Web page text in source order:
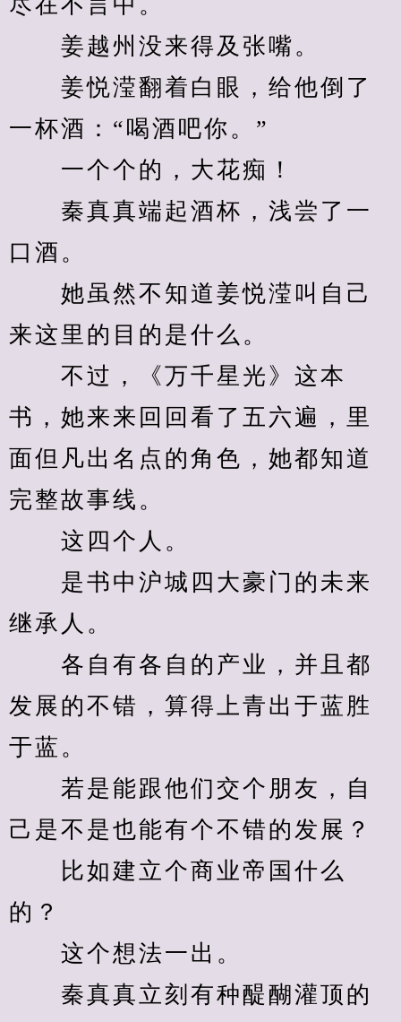
姜越州没来得及张嘴。
姜悦滢翻着白眼，给他倒了
一杯酒：“喝酒吧你。”
一个个的，大花痴！
秦真真端起酒杯，浅尝了一
口酒。
她虽然不知道姜悦滢叫自己
来这里的目的是什么。
不过，《万千星光》这本
书，她来来回回看了五六遍，里
面但凡出名点的角色，她都知道
完整故事线。
这四个人。
是书中沪城四大豪门的未来
继承人。
各自有各自的产业，并且都
发展的不错，算得上青出于蓝胜
于蓝。
若是能跟他们交个朋友，自
己是不是也能有个不错的发展？
比如建立个商业帝国什么
的？
这个想法一出。
秦真真立刻有种醍醐灌顶的